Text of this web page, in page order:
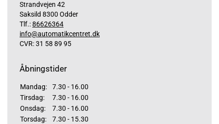
Strandvejen 42
Saksild 8300 Odder
Tlf.:86626364
info@automatikcentret.dk
CVR: 31 58 89 95
Åbningstider
Mandag:
7.30 - 16.00
Tirsdag:
7.30 - 16.00
Onsdag:
7.30 - 16.00
Torsdag:
7.30 - 15.30